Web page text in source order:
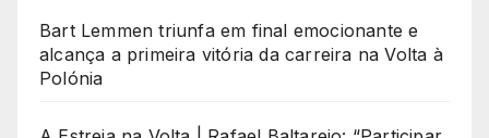
Bart Lemmen triunfa em final emocionante e
alcança a primeira vitória da carreira na Volta à
Polónia